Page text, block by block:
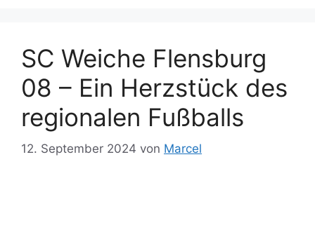
SC Weiche Flensburg
08 – Ein Herzstück des
regionalen Fußballs
12. September 2024 von Marcel